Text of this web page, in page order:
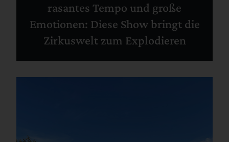
rasantes Tempo und große
Emotionen: Diese Show bringt die
Zirkuswelt zum Explodieren